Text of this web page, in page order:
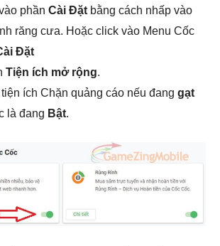
phần Cài Đặt bằng cách nhấp vào
răng cưa. Hoặc click vào Menu Cốc
Đặt
Tiện ích mở rộng.
ích Chặn quảng cáo nếu đang gạt
là đang Bật.